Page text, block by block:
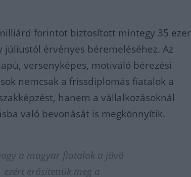
forintot biztosított mintegy 35 ezer
júliustól érvényes béremeléséhez. Az
versenyképes, motiváló bérezési
nemcsak a frissdiplomás fiatalok a
hanem a vállalkozásoknál
való bevonását is megkönnyítik.
a magyar fiatalok a jövő
ezért erősítettük meg a